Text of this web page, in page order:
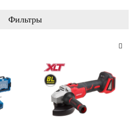
Фильтры